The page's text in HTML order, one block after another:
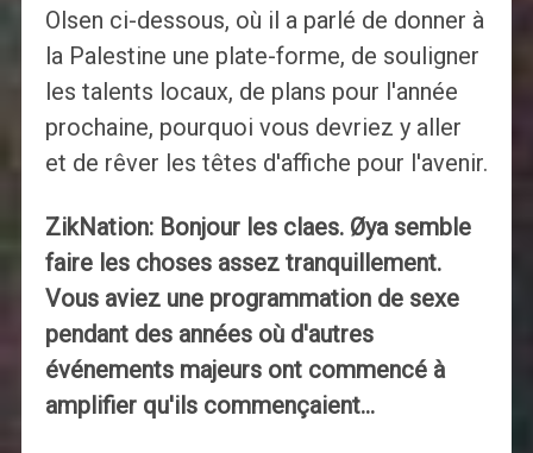
Olsen ci-dessous, où il a parlé de donner à
la Palestine une plate-forme, de souligner
les talents locaux, de plans pour l'année
prochaine, pourquoi vous devriez y aller
et de rêver les têtes d'affiche pour l'avenir.
ZikNation: Bonjour les claes. Øya semble
faire les choses assez tranquillement.
Vous aviez une programmation de sexe
pendant des années où d'autres
événements majeurs ont commencé à
amplifier qu'ils commençaient…